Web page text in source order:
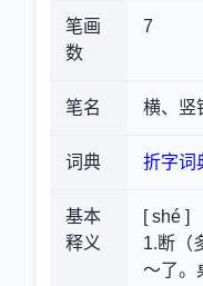
笔画
数
7
笔名 横、竖
词典 折字词
基本
释义
[ shé ]
1.断（
～了。